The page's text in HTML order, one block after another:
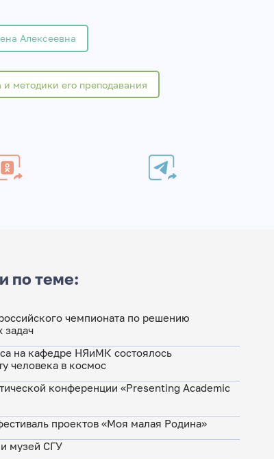
Алексеевна
методики его преподавания
по теме:
чемпионата по решению
задач
на кафедре НЯиМК состоялось
человека в космос
конференции «Presenting Academic
проектов «Моя малая Родина»
музей СГУ